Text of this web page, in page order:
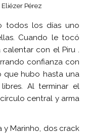
Pérez
todos los días uno
Cuando le tocó
con el Piru .
confianza con
que hubo hasta una
Al terminar el
central y arma
y Marinho, dos crack